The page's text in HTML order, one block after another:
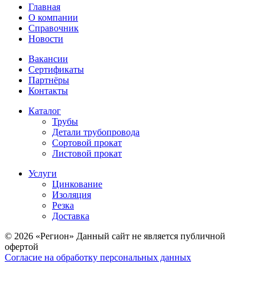
Главная
О компании
Справочник
Новости
Вакансии
Сертификаты
Партнёры
Контакты
Каталог
Трубы
Детали трубопровода
Сортовой прокат
Листовой прокат
Услуги
Цинкование
Изоляция
Резка
Доставка
© 2026 «Регион» Данный сайт не является публичной
офертой
Согласие на обработку персональных данных